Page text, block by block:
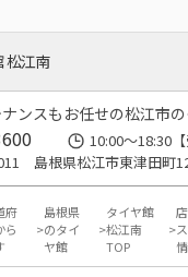
松江南
ンスもお任せの松江市
10:00～18:30【
島根県松江市東津田町
府
ら
島根県
のタイ
ヤ館
タイヤ館
松江南
TOP